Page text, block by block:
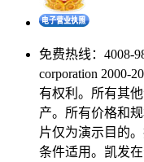
免费热线：4008-
corporation 2000-
有权利。所有其
产。所有价格和
片仅为演示目的
条件适用。凯发